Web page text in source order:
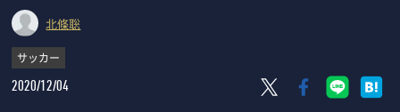
北條聡
サッカー
2020/12/04